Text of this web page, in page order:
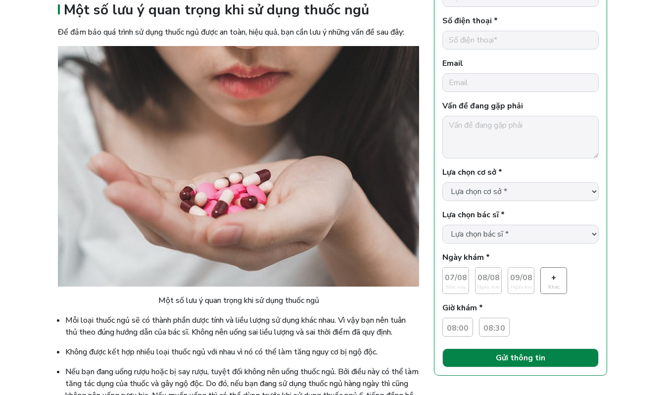
Một số lưu ý quan trọng khi sử dụng thuốc ngủ
Để đảm bảo quá trình sử dụng thuốc ngủ được an toàn, hiệu quả, bạn cần lưu ý những vấn đề sau đây:
Một số lưu ý quan trọng khi sử dụng thuốc ngủ
Mỗi loại thuốc ngủ sẽ có thành phần dược tính và liều lượng sử dụng khác nhau. Vì vậy bạn nên tuân
thủ theo đúng hướng dẫn của bác sĩ. Không nên uống sai liều lượng và sai thời điểm đã quy định.
Không được kết hợp nhiều loại thuốc ngủ với nhau vì nó có thể làm tăng nguy cơ bị ngộ độc.
Nếu bạn đang uống rượu hoặc bị say rượu, tuyệt đối không nên uống thuốc ngủ. Bởi điều này có thể làm
tăng tác dụng của thuốc và gây ngộ độc. Do đó, nếu bạn đang sử dụng thuốc ngủ hàng ngày thì cũng
Số điện thoại *
Email
Vấn đề đang gặp phải
Lựa chọn cơ sở *
Lựa chọn bác sĩ *
Ngày khám *
07/08
hôm nay
08/08
Ngày mai
09/08
Ngày kìa
+
Khác
Giờ khám *
08:00
08:30
Gửi thông tin